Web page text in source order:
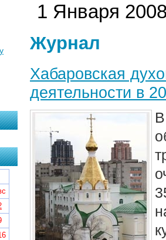
1 Января
Журнал
Хабаровская
деятельности в